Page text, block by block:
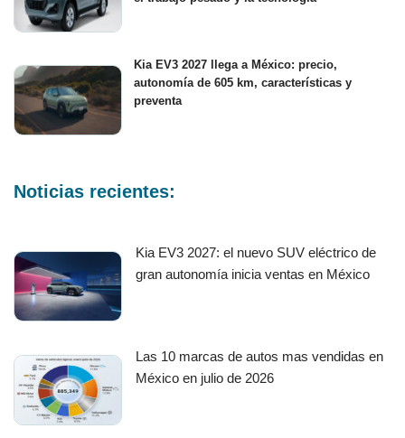
Kia EV3 2027 llega a México: precio,
autonomía de 605 km, características y
preventa
Noticias recientes:
Kia EV3 2027: el nuevo SUV eléctrico de
gran autonomía inicia ventas en México
Las 10 marcas de autos mas vendidas en
México en julio de 2026